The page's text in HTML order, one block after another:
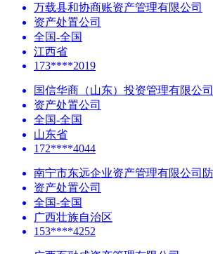
万载县和协商账资产管理有限公司
资产处置公司
全国-全国
江西省
173****2019
国信华商（山东）投资管理有限公司
资产处置公司
全国-全国
山东省
172****4044
南宁市东远企业资产管理有限公司
资产处置公司
全国-全国
广西壮族自治区
153****4252